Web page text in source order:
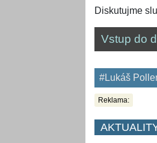
Diskutujme
Vstup do
#Lukáš
Reklama: